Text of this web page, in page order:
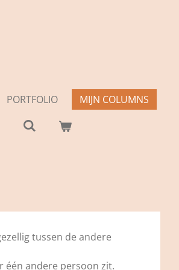
PORTFOLIO MIJN COLUMNS
tussen de andere
één andere persoon zit.